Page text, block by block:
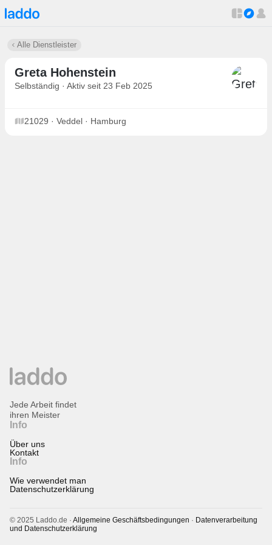
Alle Dienstleister
Greta Hohenstein
Selbständig · Aktiv seit 23 Feb 2025
21029 · Veddel · Hamburg
Info
Über uns
Kontakt
Info
Wie verwendet man
Datenschutzerklärung
Jede Arbeit findet
ihren Meister
© 2025 Laddo.de · Allgemeine Geschäftsbedingungen · Datenverarbeitung
und Datenschutzerklärung